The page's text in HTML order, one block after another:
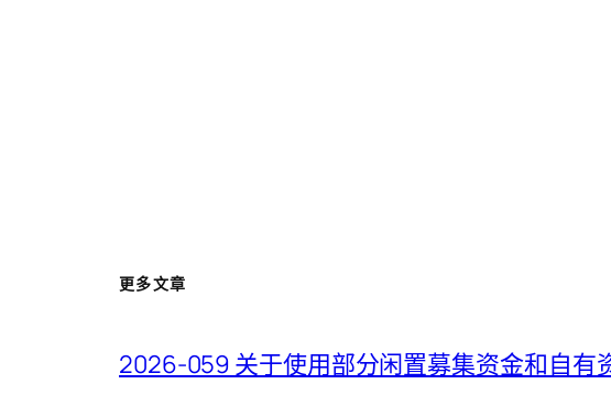
更多文章
2026-059 关于使用部分闲置募集资金和自有